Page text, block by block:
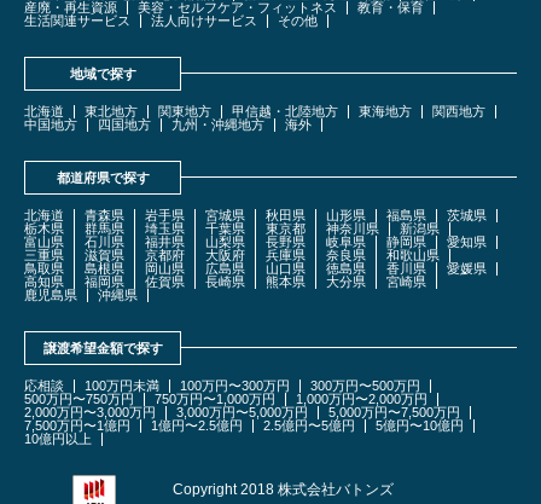
産廃・再生資源
美容・セルフケア・フィットネス
教育・保育
生活関連サービス
法人向けサービス その他
地域で探す
北海道 東北地方 関東地方 甲信越・北陸地方 東海地方
関西地方
中国地方
四国地方 九州・沖縄地方 海外
都道府県で探す
北海道 青森県 岩手県 宮城県 秋田県 山形県 福島県
茨城県
栃木県
群馬県 埼玉県 千葉県 東京都 神奈川県
新潟県
富山県
石川県 福井県 山梨県 長野県 岐阜県 静岡県
愛知県
三重県
滋賀県 京都府 大阪府 兵庫県 奈良県
和歌山県
鳥取県
島根県 岡山県 広島県 山口県 徳島県 香川県
愛媛県
高知県
福岡県 佐賀県 長崎県 熊本県 大分県
宮崎県
鹿児島県
沖縄県
譲渡希望金額で探す
応相談 100万円未満 100万円〜300万円
300万円〜500万円
500万円〜750万円
750万円〜1,000万円
1,000万円〜2,000万円
2,000万円〜3,000万円
3,000万円〜5,000万円
5,000万円〜7,500万円
7,500万円〜1億円
1億円〜2.5億円 2.5億円〜5億円
5億円〜10億円
10億円以上
Copyright 2018 株式会社バトンズ